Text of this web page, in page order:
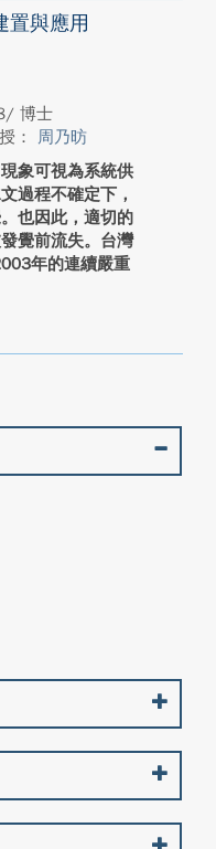
置與應用
博士
： 周乃昉
象可視為系統供
過程不確定下，
也因此，適切的
覺前流失。台灣
年的連續嚴重